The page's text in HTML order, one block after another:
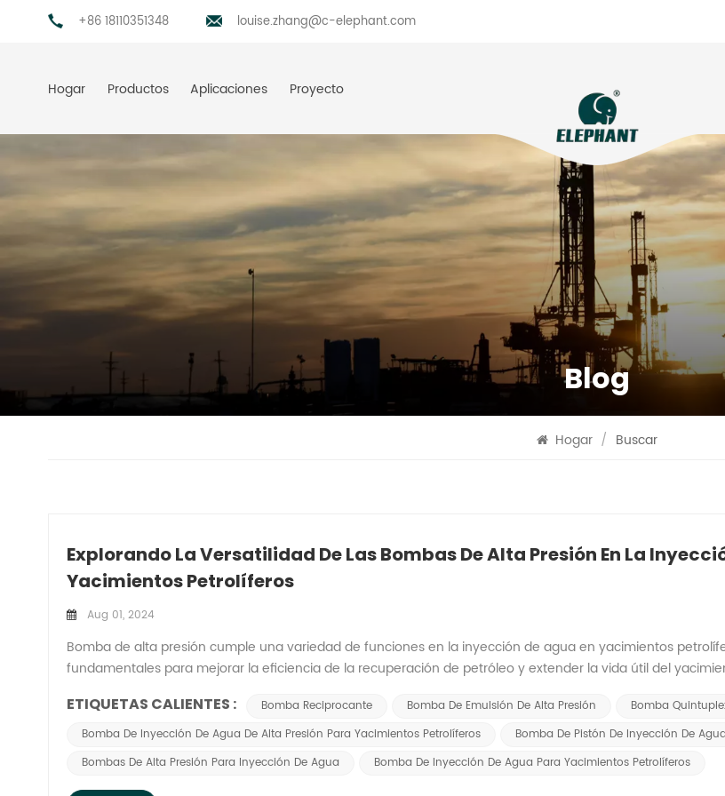
+86 18110351348 louise.zhang@c-elephant.com
Hogar Productos Aplicaciones Proyecto
Blog
Hogar / Buscar
Explorando La Versatilidad De Las Bombas De Alta Presión En La
Yacimientos Petrolíferos
Aug 01, 2024
Bomba de alta presión cumple una variedad de funciones en la inyección de agua en yacimientos
fundamentales para mejorar la eficiencia de la recuperación de petróleo y extender la vida útil del
petrolíferos: Campaña hídrica para aumentar la producción: Durante el proceso de recuperación de
producción de los pozos petroleros disminuye con el tiempo. Para aumentar la eficiencia de la
petróleo crudo se puede impulsar a través del campo inyectando agua a alta presión. A Bomba de pistón
a alta presión Proporciona la presión requerida para inyectar agua en el pozo, lo que impulsa e impulsa el
ETIQUETAS CALIENTES : Bomba Reciprocante Bomba De Emulsión De Alta Presión
Bomba
Bomba De Inyección De Agua De Alta Presión Para Yacimientos Petrolíferos
Bomba De Pistón De Inyección De
Bombas De Alta Presión Para Inyección De Agua
Bomba De Inyección De Agua Para Yacimientos Petrolíferos